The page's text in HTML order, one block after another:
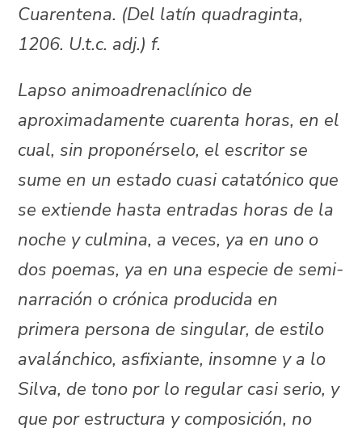
Cuarentena. (Del latín quadraginta,
1206. U.t.c. adj.) f.
Lapso animoadrenaclínico de
aproximadamente cuarenta horas, en el
cual, sin proponérselo, el escritor se
sume en un estado cuasi catatónico que
se extiende hasta entradas horas de la
noche y culmina, a veces, ya en uno o
dos poemas, ya en una especie de semi-
narración o crónica producida en
primera persona de singular, de estilo
avalánchico, asfixiante, insomne y a lo
Silva, de tono por lo regular casi serio, y
que por estructura y composición, no